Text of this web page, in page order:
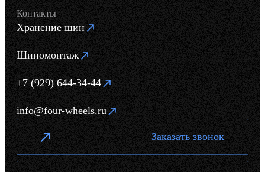
Контакты
Хранение шин
Шиномонтаж
+7 (929) 644-34-44
info@four-wheels.ru
Заказать звонок